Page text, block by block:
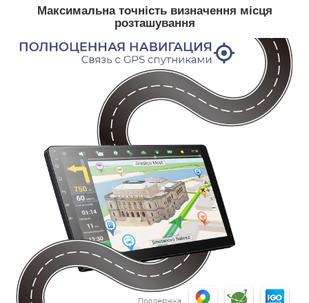
Максимальна точність визначення місця
розташування